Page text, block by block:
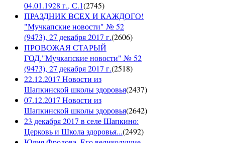
04.01.1928 г., С.1(2745)
ПРАЗДНИК ВСЕХ И КАЖДОГО!
"Мучкапские новости" № 52
(9473), 27 декабря 2017 г.(2606)
ПРОВОЖАЯ СТАРЫЙ
ГОД."Мучкапские новости" № 52
(9473), 27 декабря 2017 г.(2518)
22.12.2017 Новости из
Шапкинской школы здоровья(2437)
07.12.2017 Новости из
Шапкинской школы здоровья(2642)
23 декабря 2017 в селе Шапкино:
Церковь и Школа здоровья...(2492)